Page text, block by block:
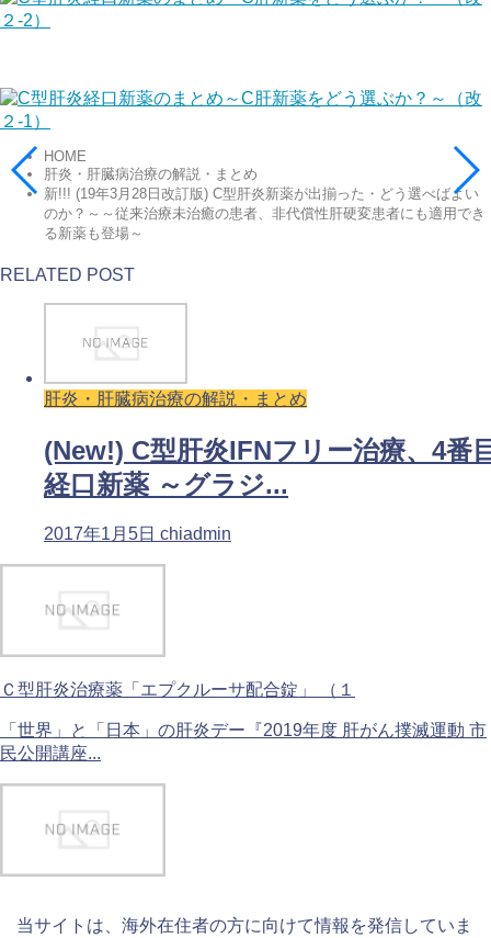
HOME
肝炎・肝臓病治療の解説・まとめ
新!!! (19年3月28日改訂版) C型肝炎新薬が出揃った・どう選べばよい
のか？～～従来治療未治癒の患者、非代償性肝硬変患者にも適用でき
る新薬も登場～
RELATED POST
肝炎・肝臓病治療の解説・まとめ
(New!) C型肝炎IFNフリー治療、4番
経口新薬 ～グラジ...
2017年1月5日 chiadmin
Ｃ型肝炎治療薬「エプクルーサ配合錠」 （１
「世界」と「日本」の肝炎デー『2019年度 肝がん撲滅運動 市
民公開講座...
当サイトは、海外在住者の方に向けて情報を発信していま